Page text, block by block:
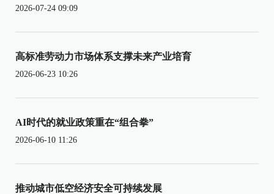
2026-07-24 09:09
高标准劳动力市场体系支撑未来产业培育
2026-06-23 10:26
AI时代的就业政策重在“组合拳”
2026-06-10 11:26
推动城市低空经济安全可持续发展